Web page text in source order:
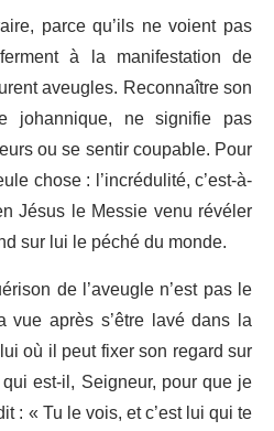
parce qu’ils ne voient pas
à la manifestation de
aveugles. Reconnaître son
johannique, ne signifie pas
ou se sentir coupable. Pour
chose : l’incrédulité, c’est-à-
Jésus le Messie venu révéler
sur lui le péché du monde.
de l’aveugle n’est pas le
après s’être lavé dans la
où il peut fixer son regard sur
est-il, Seigneur, pour que je
: « Tu le vois, et c’est lui qui te